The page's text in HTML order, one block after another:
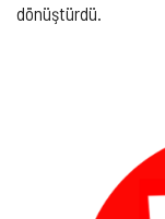
dönüştürdü.